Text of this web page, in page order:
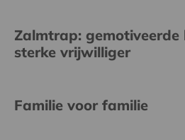
Zalmtrap: gemotiveerde
sterke vrijwilliger
Familie voor familie